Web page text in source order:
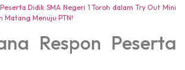
Didik SMA Negeri 1 Toroh dalam Try Out Mini
Matang Menuju PTN!
Respon Peserta